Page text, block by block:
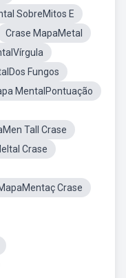
SobreMitos E
Crase MapaMetal
Fungos
MentalPontuação
Tall Crase
Crase
Crase